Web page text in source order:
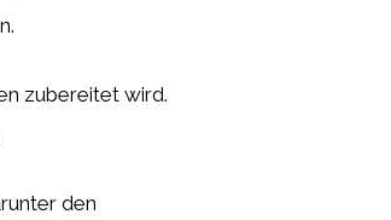
zubereitet wird.
den